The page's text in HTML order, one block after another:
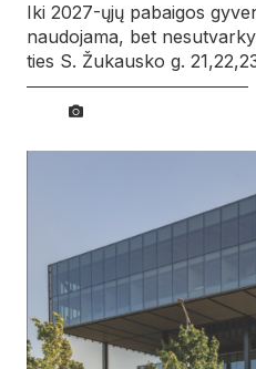
Iki 2027-ųjų pabaigos
naudojama, bet
ties S. Žukausko g.